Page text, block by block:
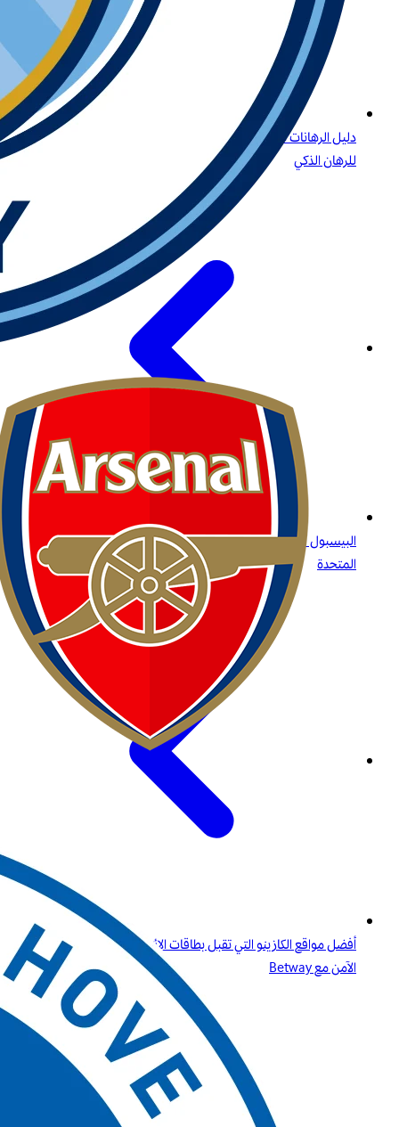
دليل الرهانات على البيسبول: الاستراتيجيات، أنواع الرهانات، والرؤى
للرهان الذكي
البيسبول للجميع: ما تحتاج إلى معرفته عن الرياضة الأولى في الولايات
المتحدة
أفضل مواقع الكازينو التي تقبل بطاقات الائتمان وPaysafecard دليلك
الآمن مع Betway